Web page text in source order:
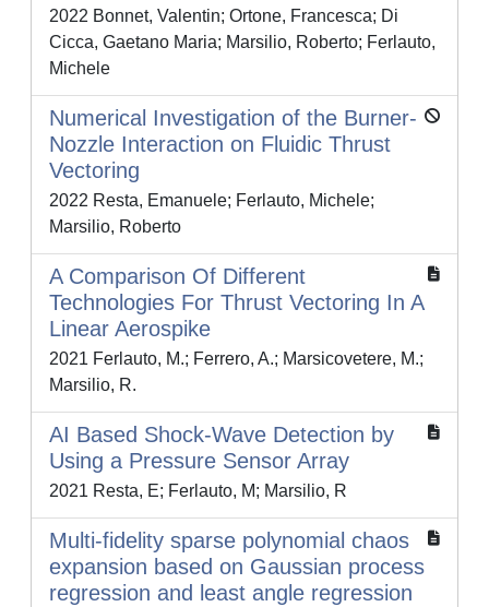
2022 Bonnet, Valentin; Ortone, Francesca; Di
Cicca, Gaetano Maria; Marsilio, Roberto; Ferlauto,
Michele
Numerical Investigation of the Burner-
Nozzle Interaction on Fluidic Thrust
Vectoring
2022 Resta, Emanuele; Ferlauto, Michele;
Marsilio, Roberto
A Comparison Of Different
Technologies For Thrust Vectoring In A
Linear Aerospike
2021 Ferlauto, M.; Ferrero, A.; Marsicovetere, M.;
Marsilio, R.
AI Based Shock-Wave Detection by
Using a Pressure Sensor Array
2021 Resta, E; Ferlauto, M; Marsilio, R
Multi-fidelity sparse polynomial chaos
expansion based on Gaussian process
regression and least angle regression